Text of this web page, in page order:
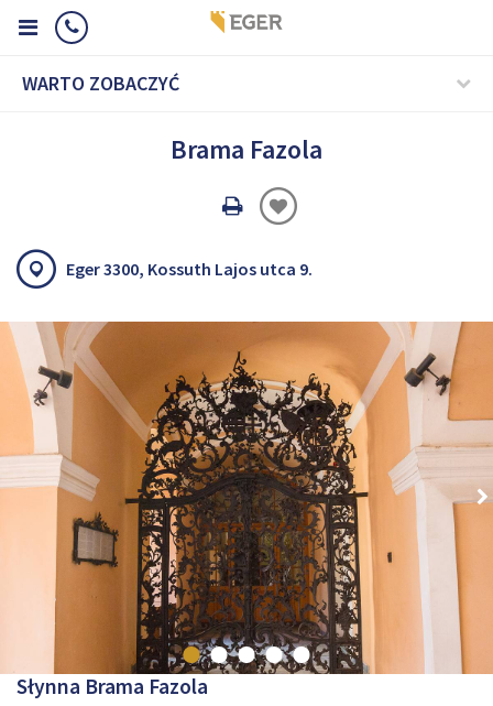
WARTO ZOBACZYĆ
Brama Fazola
Oldal
Eger 3300, Kossuth Lajos utca 9.
Słynna Brama Fazola